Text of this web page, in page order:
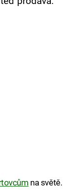
na světě.